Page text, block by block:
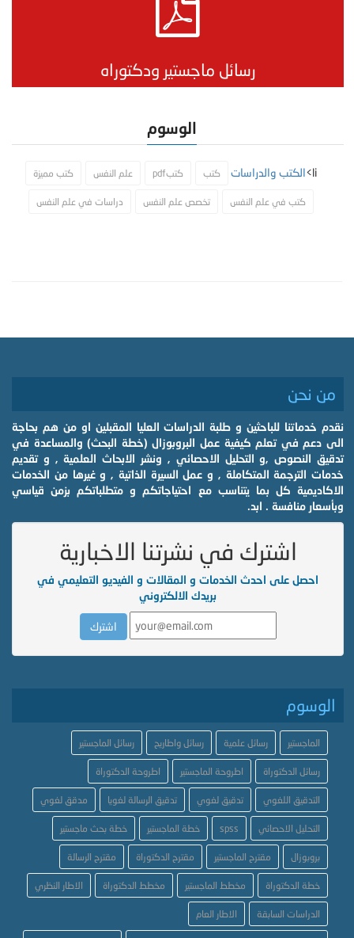
رسائل ماجستير ودكتوراه
الوسوم
li> الكتب والدراسات كتب كتبpdf علم النفس كتب مميزة
كتب في علم النفس تخصص علم النفس دراسات في علم النفس
من نحن
نقدم خدماتنا للباحثين و طلبة الدراسات العليا المقبلين او من هم بحاجة
الى دعم في تعلم كيفية عمل البروبوزال (خطة البحث) والمساعدة في
تدقيق النصوص ,و التحليل الاحصائي , ونشر الابحاث العلمية , و تقديم
خدمات الترجمة المتكاملة , و عمل السيرة الذاتية , و غيرها من الخدمات
الاكاديمية كل بما يتناسب مع احتياجاتكم و متطلباتكم بزمن قياسي
وبأسعار منافسة . ابد.
اشترك في نشرتنا الاخبارية
احصل على احدث الخدمات و المقالات و الفيديو التعليمي في
بريدك الالكتروني
الوسوم
الماجستير رسائل علمية رسائل واطاريح رسائل الماجستير
رسائل الدكتوراة اطروحة الماجستير اطروحة الدكتوراة
التدقيق اللغوي تدقيق لغوي تدقيق الرسالة لغويا مدقق لغوي
التحليل الاحصائي spss خطة الماجستير خطة بحث ماجستير
بروبوزال مقترح الماجستير مقترح الدكتوراة مقترح الرسالة
خطة الدكتوراة مخطط الماجستير مخطط الدكتوراة الاطار النظري
الدراسات السابقة الاطار العام